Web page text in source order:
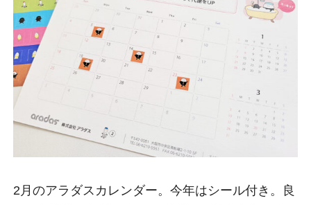
2月のアラダスカレンダー。今年はシール付き。良